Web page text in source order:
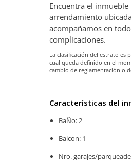
Encuentra el
arrendamiento
acompañamos en
complicaciones.
La clasificación del estrato
cual queda definido en el
cambio de reglamentación o
Características del
BaÑo: 2
Balcon: 1
Nro. garajes/